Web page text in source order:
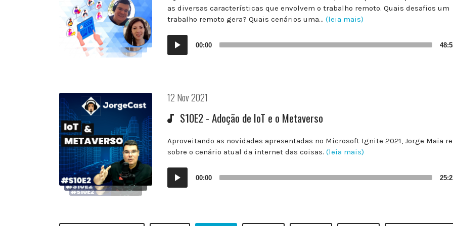
as diversas características que envolvem o trabalho remoto. Quais desafios um
trabalho remoto gera? Quais cenários uma... (leia mais)
Audio
Player
00:00
Postado
em:
12 Nov 2021
S10E2 - Adoção de IoT e o Metaverso
Aproveitando as novidades apresentadas no Microsoft Ignite 2021, Jorge Maia
sobre o cenário atual da internet das coisas. (leia mais)
Audio
Player
00:00